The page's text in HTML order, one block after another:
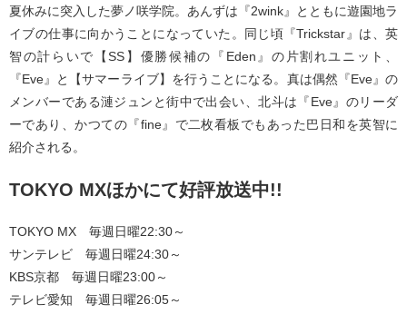
夏休みに突入した夢ノ咲学院。あんずは『2wink』とともに遊園地ラ
イブの仕事に向かうことになっていた。同じ頃『Trickstar』は、英
智の計らいで【SS】優勝候補の『Eden』の片割れユニット、
『Eve』と【サマーライブ】を行うことになる。真は偶然『Eve』の
メンバーである漣ジュンと街中で出会い、北斗は『Eve』のリーダ
ーであり、かつての『fine』で二枚看板でもあった巴日和を英智に
紹介される。
TOKYO MXほかにて好評放送中!!
TOKYO MX 毎週日曜22:30～
サンテレビ 毎週日曜24:30～
KBS京都 毎週日曜23:00～
テレビ愛知 毎週日曜26:05～